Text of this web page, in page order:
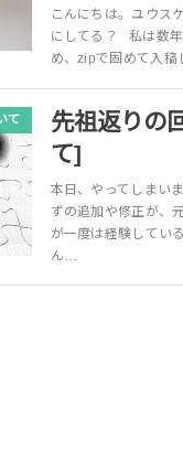
こんにちは。ユウス
にしてる？ 私は数
め、zipで固めて入
て
先祖返りの
て]
本日、やってしまい
ずの追加や修正が、
が一度は経験してい
ん…